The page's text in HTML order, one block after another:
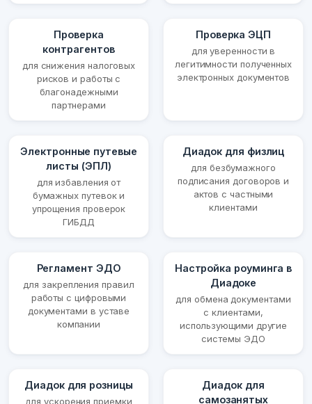
Проверка
контрагентов
для снижения налоговых
рисков и работы с
благонадежными
партнерами
Проверка ЭЦП
для уверенности в
легитимности полученных
электронных документов
Электронные путевые
листы (ЭПЛ)
для избавления от
бумажных путевок и
упрощения проверок
ГИБДД
Диадок для физлиц
для безбумажного
подписания договоров и
актов с частными
клиентами
Регламент ЭДО
для закрепления правил
работы с цифровыми
документами в уставе
компании
Настройка роуминга в
Диадоке
для обмена документами
с клиентами,
использующими другие
системы ЭДО
Диадок для розницы
для ускорения приемки
Диадок для
самозанятых